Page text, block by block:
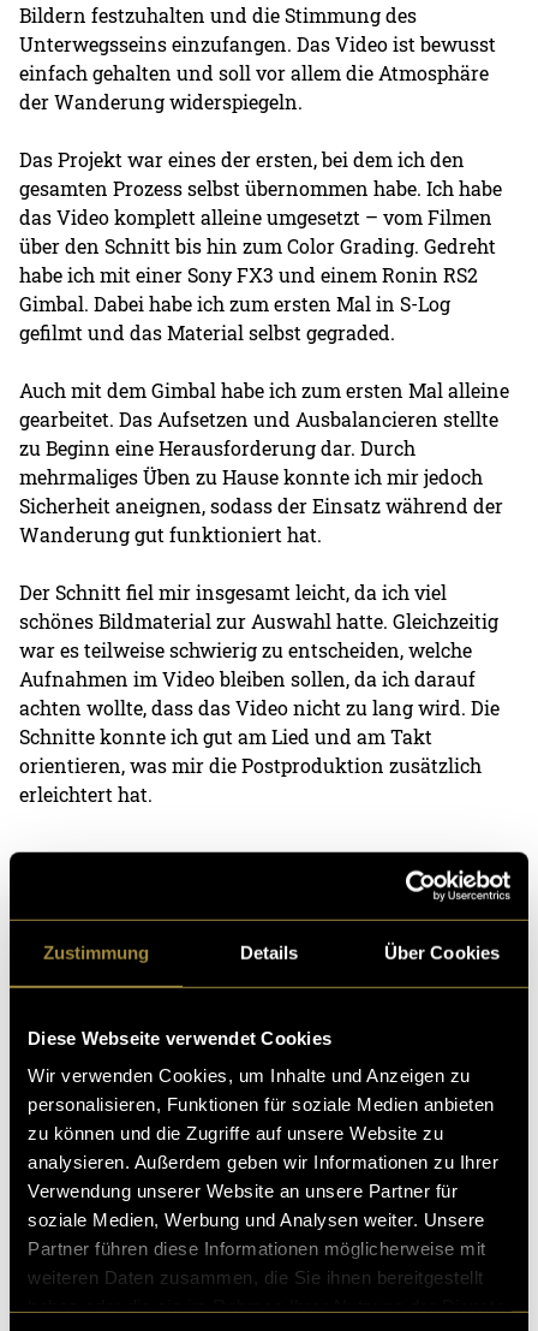
Zustimmung Details Über Cookies
Diese Webseite verwendet Cookies
Wir verwenden Cookies, um Inhalte und Anzeigen zu
personalisieren, Funktionen für soziale Medien anbieten
zu können und die Zugriffe auf unsere Website zu
analysieren. Außerdem geben wir Informationen zu Ihrer
Verwendung unserer Website an unsere Partner für
soziale Medien, Werbung und Analysen weiter. Unsere
Partner führen diese Informationen möglicherweise mit
weiteren Daten zusammen, die Sie ihnen bereitgestellt
Bildern festzuhalten und die Stimmung des
Unterwegsseins einzufangen. Das Video ist bewusst
einfach gehalten und soll vor allem die Atmosphäre
der Wanderung widerspiegeln.
Das Projekt war eines der ersten, bei dem ich den
gesamten Prozess selbst übernommen habe. Ich habe
das Video komplett alleine umgesetzt – vom Filmen
über den Schnitt bis hin zum Color Grading. Gedreht
habe ich mit einer Sony FX3 und einem Ronin RS2
Gimbal. Dabei habe ich zum ersten Mal in S-Log
gefilmt und das Material selbst gegraded.
Auch mit dem Gimbal habe ich zum ersten Mal alleine
gearbeitet. Das Aufsetzen und Ausbalancieren stellte
zu Beginn eine Herausforderung dar. Durch
mehrmaliges Üben zu Hause konnte ich mir jedoch
Sicherheit aneignen, sodass der Einsatz während der
Wanderung gut funktioniert hat.
Der Schnitt fiel mir insgesamt leicht, da ich viel
schönes Bildmaterial zur Auswahl hatte. Gleichzeitig
war es teilweise schwierig zu entscheiden, welche
Aufnahmen im Video bleiben sollen, da ich darauf
achten wollte, dass das Video nicht zu lang wird. Die
Schnitte konnte ich gut am Lied und am Takt
orientieren, was mir die Postproduktion zusätzlich
erleichtert hat.
Bitte akzeptiere die statistik, Marketing Cookies um
diesen Inhalt zu sehen.
(abb)